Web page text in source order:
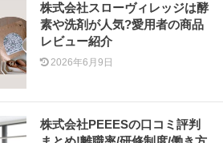
株式会社スローヴィレッジは酵
素や洗剤が人気?愛用者の商品
レビュー紹介
2026年6月9日
株式会社PEEESの口コミ評判